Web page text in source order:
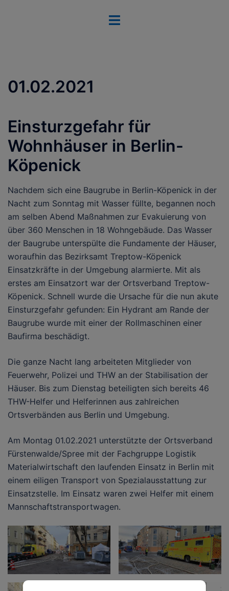
Menü
01.02.2021
Einsturzgefahr für
Wohnhäuser in Berlin-
Köpenick
Nachdem sich eine Baugrube in Berlin-Köpenick in der
Nacht zum Sonntag mit Wasser füllte, begannen noch
am selben Abend Maßnahmen zur Evakuierung von
über 360 Menschen in 18 Wohngebäude. Das Wasser
der Baugrube unterspülte die Fundamente der Häuser,
woraufhin das Bezirksamt Treptow-Köpenick
Einsatzkräfte in der Umgebung alarmierte. Mit als
erstes am Einsatzort war der Ortsverband Treptow-
Köpenick. Schnell wurde die Ursache für die nun akute
Einsturzgefahr gefunden: Ein Hydrant am Rande der
Baugrube wurde mit einer der Rollmaschinen einer
Baufirma beschädigt.
Die ganze Nacht lang arbeiteten Mitglieder von
Feuerwehr, Polizei und THW an der Stabilisation der
Häuser. Bis zum Dienstag beteiligten sich bereits 46
THW-Helfer und Helferinnen aus zahlreichen
Ortsverbänden aus Berlin und Umgebung.
Am Montag 01.02.2021 unterstützte der Ortsverband
Fürstenwalde/Spree mit der Fachgruppe Logistik
Materialwirtschaft den laufenden Einsatz in Berlin mit
einem eiligen Transport von Spezialausstattung zur
Einsatzstelle. Im Einsatz waren zwei Helfer mit einem
Mannschaftstransportwagen.